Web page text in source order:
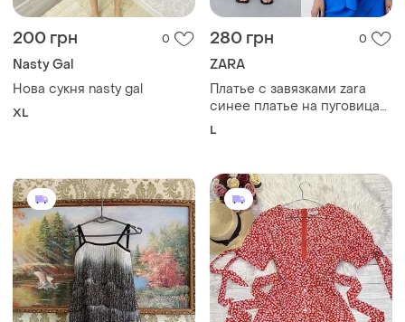
200 грн 0
Nasty Gal
Нова сукня nasty gal
XL
280 грн 0
ZARA
Платье с завязками zara
синее платье на пуговицах
зара сукня з поясом
L